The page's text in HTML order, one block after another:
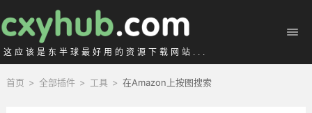
这应该是东半球最好用的资源下载网站...
首页 > 全部插件 > 工具 > 在Amazon上按图搜索